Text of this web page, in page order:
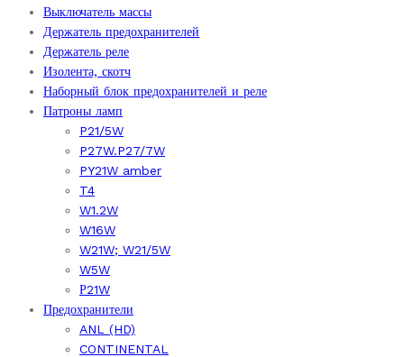
Выключатель массы
Держатель предохранителей
Держатель реле
Изолента, скотч
Наборный блок предохранителей и реле
Патроны ламп
P21/5W
P27W.P27/7W
PY21W amber
T4
W1.2W
W16W
W21W; W21/5W
W5W
Р21W
Предохранители
ANL (HD)
CONTINENTAL